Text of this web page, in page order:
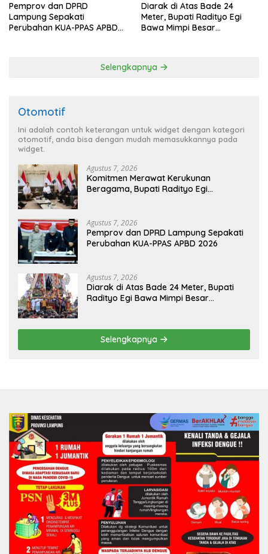
Pemprov dan DPRD
Lampung Sepakati
Perubahan KUA-PPAS APBD
Diarak di Atas Bade 24
Meter, Bupati Radityo Egi
Bawa Mimpi Besar
Selengkapnya
Otomotif
Ini adalah contoh keterangan untuk widget dengan kategori
otomotif, anda bisa dengan mudah memasukkannya pada
widget.
Agustus 7, 2026
Komitmen Merawat Kerukunan
Beragama, Bupati Radityo Egi
Agustus 7, 2026
Pemprov dan DPRD Lampung Sepakati
Perubahan KUA-PPAS APBD 2026
Agustus 7, 2026
Diarak di Atas Bade 24 Meter, Bupati
Radityo Egi Bawa Mimpi Besar
Selengkapnya